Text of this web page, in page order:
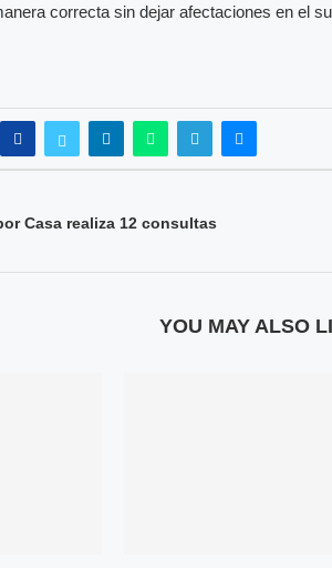
correcta sin dejar afectaciones en el
Casa realiza 12 consultas
YOU MAY ALSO